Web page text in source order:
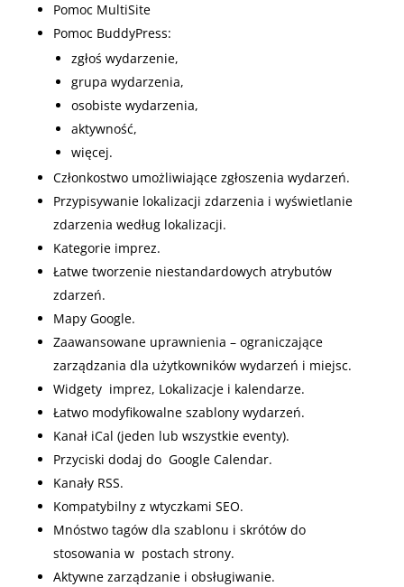
Pomoc MultiSite
Pomoc BuddyPress:
zgłoś wydarzenie,
grupa wydarzenia,
osobiste wydarzenia,
aktywność,
więcej.
Członkostwo umożliwiające zgłoszenia wydarzeń.
Przypisywanie lokalizacji zdarzenia i wyświetlanie
zdarzenia według lokalizacji.
Kategorie imprez.
Łatwe tworzenie niestandardowych atrybutów
zdarzeń.
Mapy Google.
Zaawansowane uprawnienia – ograniczające
zarządzania dla użytkowników wydarzeń i miejsc.
Widgety imprez, Lokalizacje i kalendarze.
Łatwo modyfikowalne szablony wydarzeń.
Kanał iCal (jeden lub wszystkie eventy).
Przyciski dodaj do Google Calendar.
Kanały RSS.
Kompatybilny z wtyczkami SEO.
Mnóstwo tagów dla szablonu i skrótów do
stosowania w postach strony.
Aktywne zarządzanie i obsługiwanie.